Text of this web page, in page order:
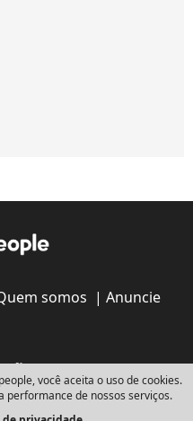
somos | Anuncie
você aceita o uso de cookies.
performance de nossos serviços.